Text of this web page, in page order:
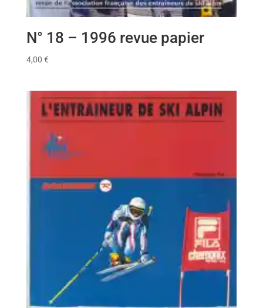
N° 18 – 1996 revue papier
4,00 €